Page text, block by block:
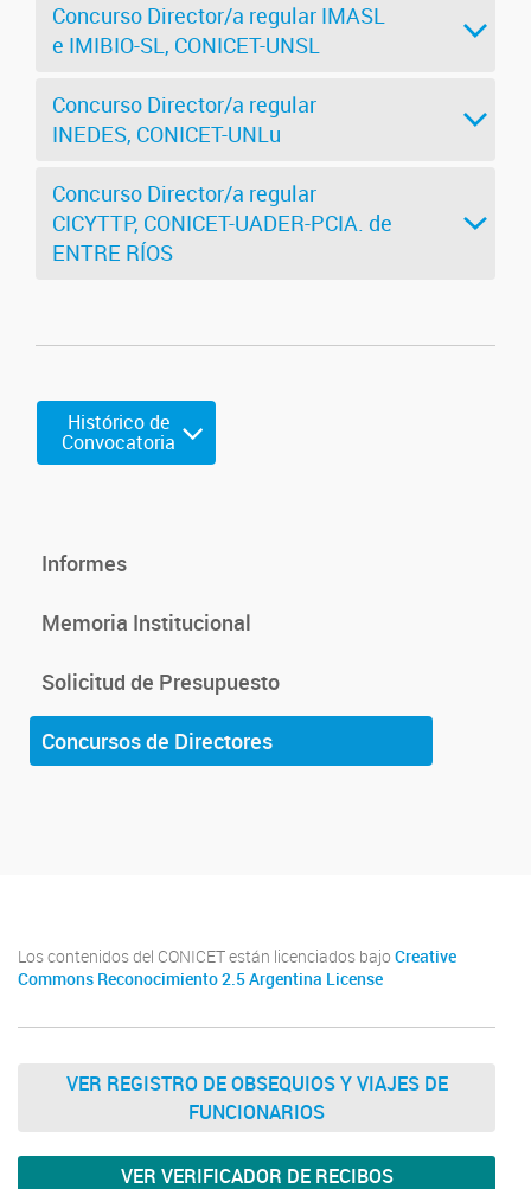
Concurso Director/a regular IMASL
e IMIBIO-SL, CONICET-UNSL
Concurso Director/a regular
INEDES, CONICET-UNLu
Concurso Director/a regular
CICYTTP, CONICET-UADER-PCIA. de
ENTRE RÍOS
Histórico de
Convocatoria
Informes
Memoria Institucional
Solicitud de Presupuesto
Concursos de Directores
Los contenidos del CONICET están licenciados bajo Creative
Commons Reconocimiento 2.5 Argentina License
VER REGISTRO DE OBSEQUIOS Y VIAJES DE
FUNCIONARIOS
VER VERIFICADOR DE RECIBOS